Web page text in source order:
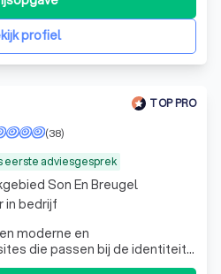
profiel
TOP PRO
eerste adviesgesprek
(38)
moderne en
die passen bij de identiteit
het complete traject: van
Son En Breugel
in bedrijf